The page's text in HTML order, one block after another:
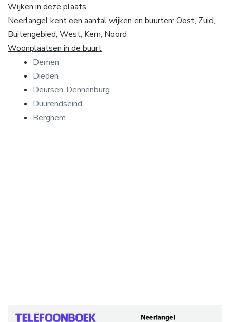
Wijken in deze plaats
Neerlangel kent een aantal wijken en buurten: Oost, Zuid,
Buitengebied, West, Kern, Noord
Woonplaatsen in de buurt
Demen
Dieden
Deursen-Dennenburg
Duurendseind
Berghem